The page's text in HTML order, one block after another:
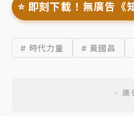
⭐️ 即刻下載！無廣告《
# 時代力量 # 黃國昌